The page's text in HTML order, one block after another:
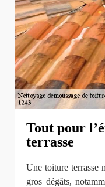
Tout pour
terrasse
Une toiture terrasse
gros dégâts,